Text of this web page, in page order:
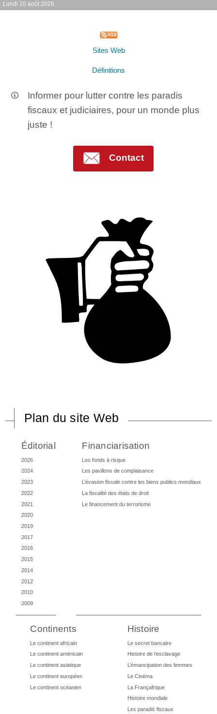
Lundi 10 août 2026
Sites Web
Définitions
Informer pour lutter contre les paradis
fiscaux et judiciaires, pour un monde plus
juste !
Contact
Plan du site Web
Éditorial
2026
2024
2023
2022
2021
2020
2019
2017
2016
2015
2014
2012
2010
2009
Financiarisation
Les fonds à risque
Les pavillons de complaisance
L’évasion fiscale contre les biens publics mondiaux
La fiscalité des états de droit
Le financement du terrorisme
Continents
Le continent africain
Le continent américain
Le continent asiatique
Le continent européen
Le continent océanien
Histoire
Le secret bancaire
Histoire de l’esclavage
L’émancipation des femmes
Le Cinéma
La Françafrique
Histoire mondiale
Les paradis fiscaux